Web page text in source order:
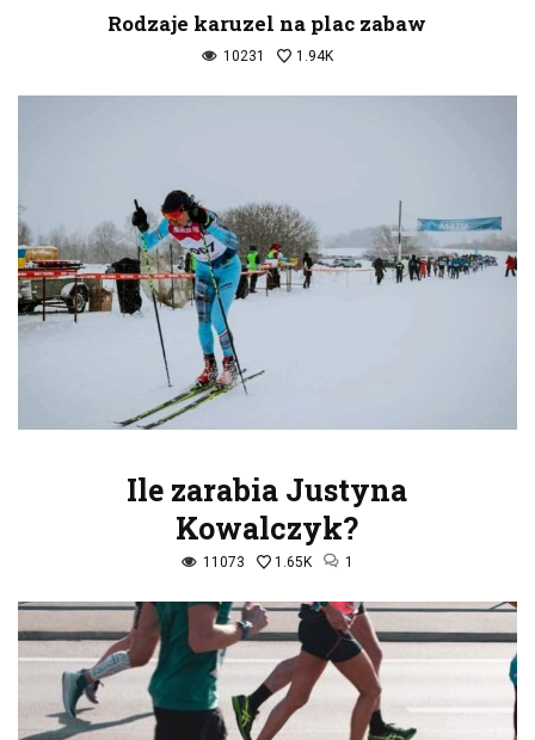
Rodzaje karuzel na plac zabaw
10231 1.94K
Ile zarabia Justyna
Kowalczyk?
11073 1.65K 1